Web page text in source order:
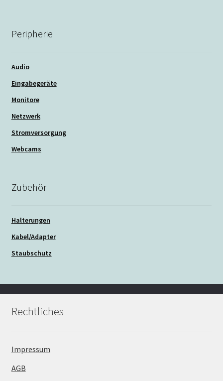
Peripherie
Audio
Eingabegeräte
Monitore
Netzwerk
Stromversorgung
Webcams
Zubehör
Halterungen
Kabel/Adapter
Staubschutz
Rechtliches
Impressum
AGB